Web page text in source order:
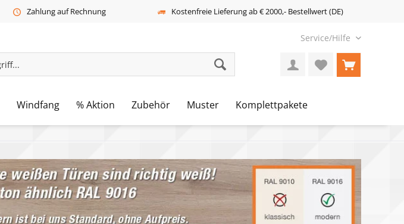
Zahlung auf Rechnung Kostenfreie Lieferung ab € 2000,- Bestellwert (DE)
Service/Hilfe
Windfang % Aktion Zubehör Muster Komplettpakete